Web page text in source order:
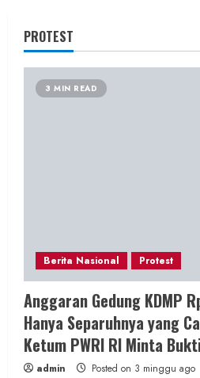
PROTEST
3 MIN READ
Berita Nasional Protest
Anggaran Gedung KDMP
Hanya Separuhnya yang
Ketum PWRI RI Minta
admin Posted on 3 minggu ago